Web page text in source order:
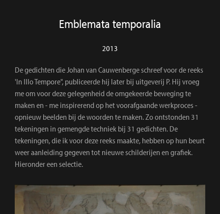
Emblemata temporalia
2013
De gedichten die Johan van Cauwenberge schreef voor de reeks
'In Illo Tempore", publiceerde hij later bij uitgeverij P. Hij vroeg
me om voor deze gelegenheid de omgekeerde beweging te
maken en - me inspirerend op het voorafgaande werkproces -
opnieuw beelden bij de woorden te maken. Zo ontstonden 31
tekeningen in gemengde techniek bij 31 gedichten. De
tekeningen, die ik voor deze reeks maakte, hebben op hun beurt
weer aanleiding gegeven tot nieuwe schilderijen en grafiek.
Hieronder een selectie.